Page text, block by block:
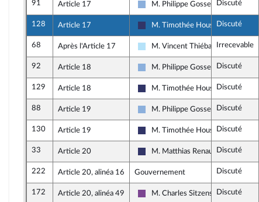
91 Article 17
Droite Républicaine
M. Philippe GosselinDiscuté
128 Article 17
Rassemblement National
M. Timothée HoussinDiscuté
68 Après l'Article 17
Horizons & Indépendants
M. Vincent ThiébautIrrecevable
92 Article 18
Droite Républicaine
M. Philippe GosselinDiscuté
129 Article 18
Rassemblement National
M. Timothée HoussinDiscuté
88 Article 19
Droite Républicaine
M. Philippe GosselinDiscuté
130 Article 19
Rassemblement National
M. Timothée HoussinDiscuté
33 Article 20
Rassemblement National
M. Matthias RenaultDiscuté
222 Article 20, alinéa 16 Gouvernement Discuté
172 Article 20, alinéa 49
Ensemble pour la République
M. Charles SitzenstuhlDiscuté